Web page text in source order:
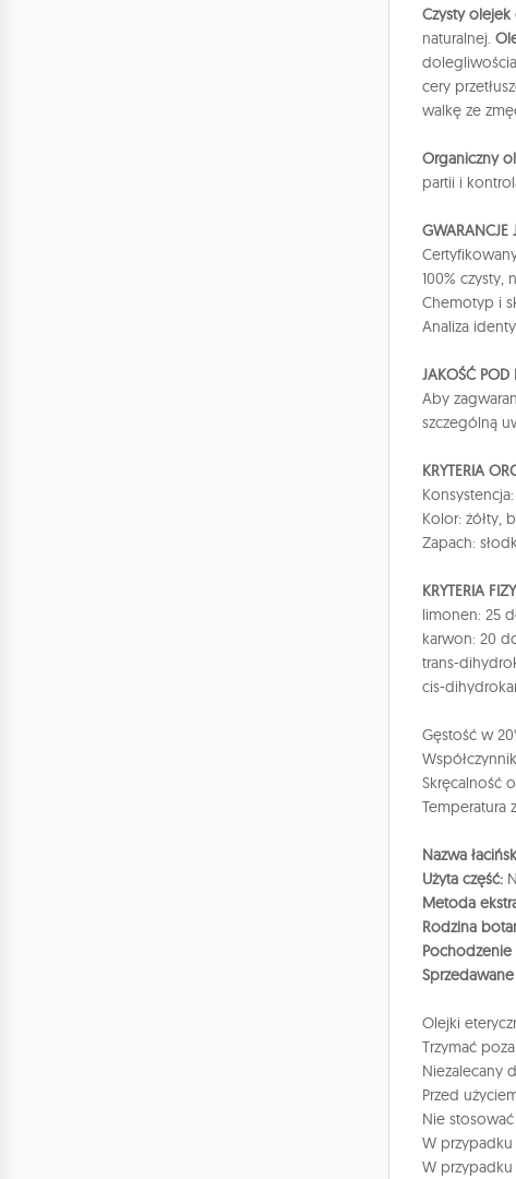
Czysty
naturalnej.
cery
walkę ze
Organiczny
partii i
GWARANCJE
100% czysty,
Chemotyp i
Analiza
JAKOŚĆ POD
Aby
szczególną
KRYTERIA
Kolor: żółty,
Zapach:
KRYTERIA
limonen: 25
karwon: 20
trans-
cis-
Gęstość w
Skręcalność
Temperatura
Nazwa
Użyta część:
Metoda
Rodzina
Pochodzenie
Olejki
Trzymać
Niezalecany
Przed
Nie
W
W